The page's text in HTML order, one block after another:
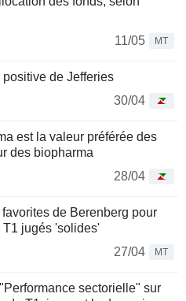
11/05
MT
de Jefferies
30/04
est la valeur préférée des
des biopharma
28/04
de Berenberg pour
T1 jugés 'solides'
27/04
MT
sectorielle" sur